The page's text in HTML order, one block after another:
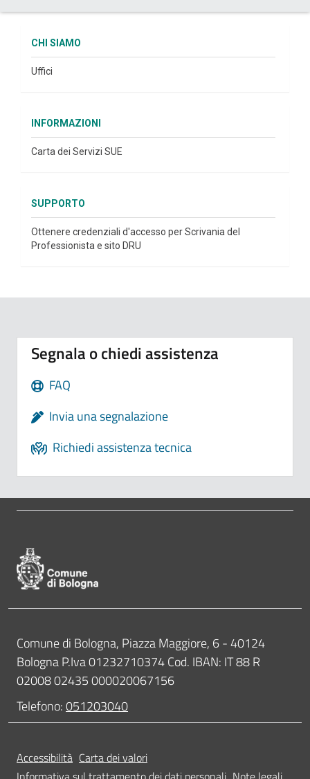
CHI SIAMO
Uffici
INFORMAZIONI
Carta dei Servizi SUE
SUPPORTO
Ottenere credenziali d'accesso per Scrivania del
Professionista e sito DRU
Segnala o chiedi assistenza
FAQ
Invia una segnalazione
Richiedi assistenza tecnica
Contatti
Comune di Bologna, Piazza Maggiore, 6 - 40124
Bologna P.Iva 01232710374 Cod. IBAN: IT 88 R
02008 02435 000020067156
Telefono:051203040
Accessibilità Carta dei valori